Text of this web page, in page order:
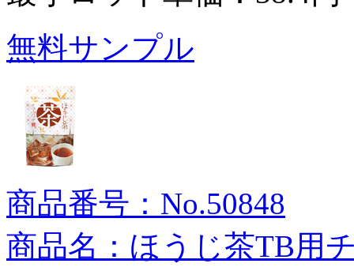
無料サンプル
商品番号：No.50848
商品名：ほうじ茶TB用